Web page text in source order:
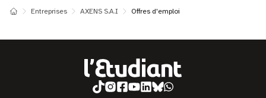
Entreprises AXENS S.A.I Offres d'emploi